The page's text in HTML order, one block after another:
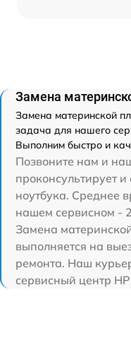
Замена
Замена материнской
задача для нашего
Выполним быстро и
Позвоните нам и
проконсультирует и
ноутбука. Среднее
нашем сервисном -
Замена
выполняется на
ремонта. Наш
сервисный центр